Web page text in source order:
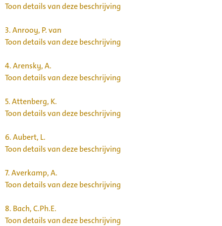
Toon details van deze beschrijving
3.Anrooy, P. van
Toon details van deze beschrijving
4.Arensky, A.
Toon details van deze beschrijving
5.Attenberg, K.
Toon details van deze beschrijving
6.Aubert, L.
Toon details van deze beschrijving
7.Averkamp, A.
Toon details van deze beschrijving
8. Bach, C.Ph.E.
Toon details van deze beschrijving